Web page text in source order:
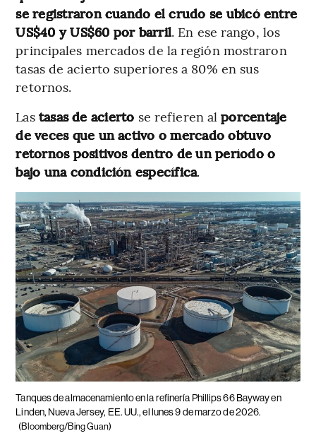
se registraron cuando el crudo se ubicó entre
US$40 y US$60 por barril. En ese rango, los
principales mercados de la región mostraron
tasas de acierto superiores a 80% en sus
retornos.
Las tasas de acierto se refieren alporcentaje
de veces que un activo o mercado obtuvo
retornos positivos dentro de un período o
bajo una condición específica.
Tanques de almacenamiento en la refinería Phillips 66 Bayway en
Linden, Nueva Jersey, EE. UU., el lunes 9 de marzo de 2026.
(Bloomberg/Bing Guan)